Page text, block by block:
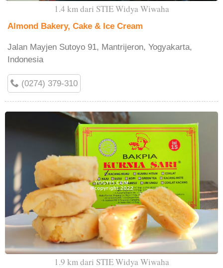
1.4 km dari STIE Widya Wiwaha
Almond Bakery, Cake & Ice Cream
Jalan Mayjen Sutoyo 91, Mantrijeron, Yogyakarta,
Indonesia
(0274) 379-310
1.9 km dari STIE Widya Wiwaha